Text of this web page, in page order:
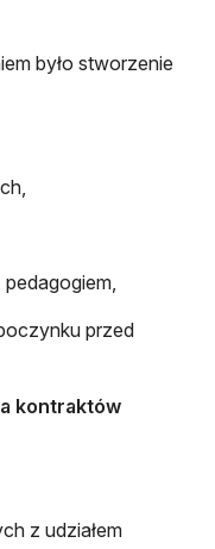
było stworzenie
przed
kontraktów
z udziałem